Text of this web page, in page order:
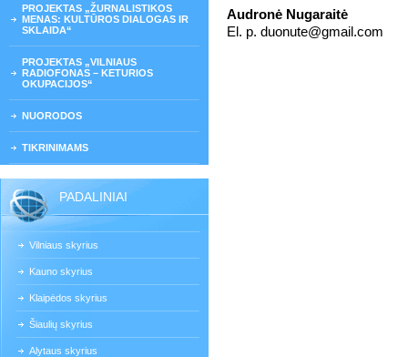
PROJEKTAS „ŽURNALISTIKOS
MENAS: KULTŪROS DIALOGAS IR
SKLAIDA“
PROJEKTAS „VILNIAUS
RADIOFONAS – KETURIOS
OKUPACIJOS“
NUORODOS
TIKRINIMAMS
PADALINIAI
Vilniaus skyrius
Kauno skyrius
Klaipėdos skyrius
Šiaulių skyrius
Alytaus skyrius
Audronė Nugaraitė
El. p. duonute@gmail.com